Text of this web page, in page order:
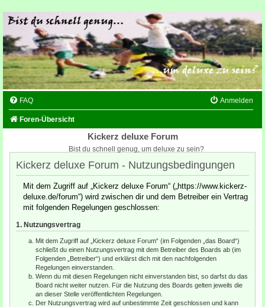
FAQ Anmelden
Foren-Übersicht
Kickerz deluxe Forum
Bist du schnell genug, um deluxe zu sein?
Kickerz deluxe Forum - Nutzungsbedingungen
Mit dem Zugriff auf „Kickerz deluxe Forum“ („https://www.kickerz-
deluxe.de/forum“) wird zwischen dir und dem Betreiber ein Vertrag
mit folgenden Regelungen geschlossen:
1. Nutzungsvertrag
Mit dem Zugriff auf „Kickerz deluxe Forum“ (im Folgenden „das Board“)
schließt du einen Nutzungsvertrag mit dem Betreiber des Boards ab (im
Folgenden „Betreiber“) und erklärst dich mit den nachfolgenden
Regelungen einverstanden.
Wenn du mit diesen Regelungen nicht einverstanden bist, so darfst du das
Board nicht weiter nutzen. Für die Nutzung des Boards gelten jeweils die
an dieser Stelle veröffentlichten Regelungen.
Der Nutzungsvertrag wird auf unbestimmte Zeit geschlossen und kann